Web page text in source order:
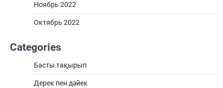
Ноябрь 2022
Октябрь 2022
Categories
Басты тақырып
Дерек пен дәйек